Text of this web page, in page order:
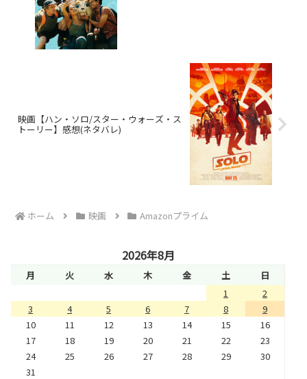
映画【ハン・ソロ/スター・ウォーズ・ス
トーリー】感想(ネタバレ)
ホーム 映画 Amazonプライム
2026年8月
月 火 水 木 金 土
日
1
2
3
4 5 6 7 8
9
10
11 12 13 14 15
16
17
18 19 20 21 22
23
24
25 26 27 28 29
30
31